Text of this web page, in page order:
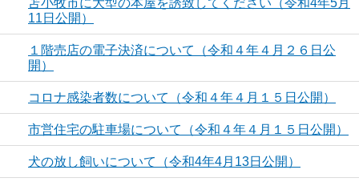
苫小牧市に大型の本屋を誘致してください（令和4年5月
11日公開）
１階売店の電子決済について（令和４年４月２６日公
開）
コロナ感染者数について（令和４年４月１５日公開）
市営住宅の駐車場について（令和４年４月１５日公開）
犬の放し飼いについて（令和4年4月13日公開）